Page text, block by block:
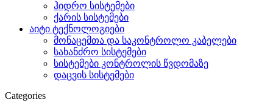
ჰიდრო სისტემები
ქარის სისტემები
აიტი ტექნოლოგიები
მონაცემთა და საკონტროლო კაბელები
სახანძრო სისტემები
სისტემები კონტროლის წვდომაზე
დაცვის სისტემები
Categories